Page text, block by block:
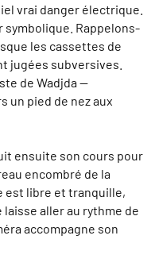
vrai danger électrique.
symbolique. Rappelons-
les cassettes de
jugées subversives.
de Wadjda —
un pied de nez aux
ensuite son cours pour
encombré de la
est libre et tranquille,
laisse aller au rythme de
accompagne son